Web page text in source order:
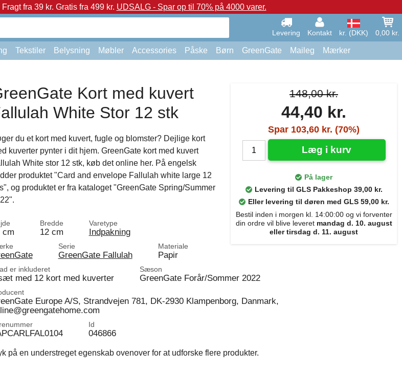
Fragt fra 39 kr. Gratis fra 499 kr. UDSALG - Spar op til 70% på 4000 varer.
Levering Kontakt kr. (DKK) 0,00 kr.
Tekstiler Belysning Møbler Accessories Påske Børn GreenGate Maileg Mærker
148,00 kr.
44,40 kr.
Spar 103,60 kr. (70%)
Læg i kurv
På lager
Levering til GLS Pakkeshop 39,00 kr.
Eller levering til døren med GLS 59,00 kr.
Bestil inden i morgen kl. 14:00:00 og vi forventer
din ordre vil blive leveret mandag d. 10. august
eller tirsdag d. 11. august
Kort med kuvert
White Stor 12 stk
du et kort med kuvert, fugle og blomster? Dejlige kort
kuverter pynter i dit hjem. GreenGate kort med kuvert
White stor 12 stk, køb det online her. På engelsk
produktet "Card and envelope Fallulah white large 12
og produktet er fra kataloget "GreenGate Spring/Summer
cm
Bredde
12 cm
Varetype
Indpakning
Serie
GreenGate Fallulah
Materiale
Papir
er inkluderet
med 12 kort med kuverter
Sæson
GreenGate Forår/Sommer 2022
Europe A/S, Strandvejen 781, DK-2930 Klampenborg, Danmark,
Id
046866
på en understreget egenskab ovenover for at udforske flere produkter.